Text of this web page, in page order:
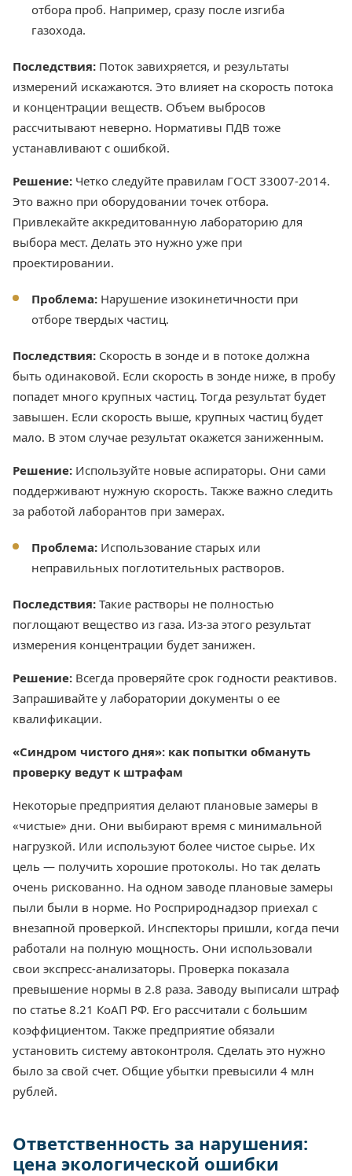
отбора проб. Например, сразу после изгиба
газохода.
Последствия: Поток завихряется, и результаты
измерений искажаются. Это влияет на скорость потока
и концентрации веществ. Объем выбросов
рассчитывают неверно. Нормативы ПДВ тоже
устанавливают с ошибкой.
Решение: Четко следуйте правилам ГОСТ 33007-2014.
Это важно при оборудовании точек отбора.
Привлекайте аккредитованную лабораторию для
выбора мест. Делать это нужно уже при
проектировании.
Проблема: Нарушение изокинетичности при
отборе твердых частиц.
Последствия: Скорость в зонде и в потоке должна
быть одинаковой. Если скорость в зонде ниже, в пробу
попадет много крупных частиц. Тогда результат будет
завышен. Если скорость выше, крупных частиц будет
мало. В этом случае результат окажется заниженным.
Решение: Используйте новые аспираторы. Они сами
поддерживают нужную скорость. Также важно следить
за работой лаборантов при замерах.
Проблема: Использование старых или
неправильных поглотительных растворов.
Последствия: Такие растворы не полностью
поглощают вещество из газа. Из-за этого результат
измерения концентрации будет занижен.
Решение: Всегда проверяйте срок годности реактивов.
Запрашивайте у лаборатории документы о ее
квалификации.
«Синдром чистого дня»: как попытки обмануть
проверку ведут к штрафам
Некоторые предприятия делают плановые замеры в
«чистые» дни. Они выбирают время с минимальной
нагрузкой. Или используют более чистое сырье. Их
цель — получить хорошие протоколы. Но так делать
очень рискованно. На одном заводе плановые замеры
пыли были в норме. Но Росприроднадзор приехал с
внезапной проверкой. Инспекторы пришли, когда печи
работали на полную мощность. Они использовали
свои экспресс-анализаторы. Проверка показала
превышение нормы в 2.8 раза. Заводу выписали штраф
по статье 8.21 КоАП РФ. Его рассчитали с большим
коэффициентом. Также предприятие обязали
установить систему автоконтроля. Сделать это нужно
было за свой счет. Общие убытки превысили 4 млн
рублей.
Ответственность за нарушения:
цена экологической ошибки